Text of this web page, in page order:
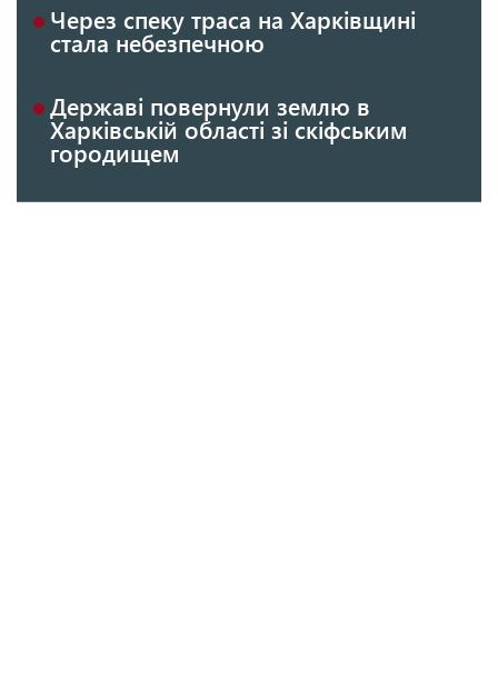
Через спеку траса на Харківщині
стала небезпечною
Державі повернули землю в
Харківській області зі скіфським
городищем